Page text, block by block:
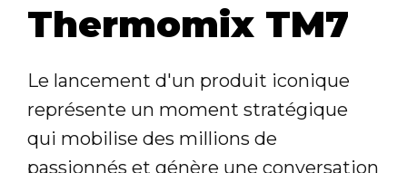
Thermomix TM7
Le lancement d'un produit iconique
représente un moment stratégique
qui mobilise des millions de
passionnés et génère une conversation